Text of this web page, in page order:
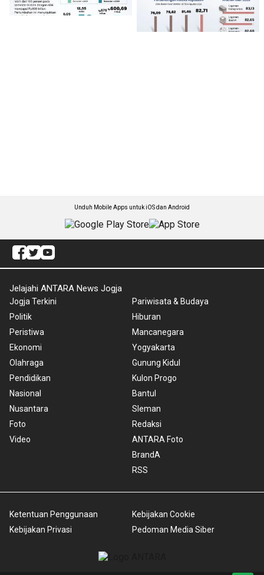
Unduh Mobile Apps untuk iOS dan Android
Jelajahi ANTARA News Jogja
Jogja Terkini
Politik
Peristiwa
Ekonomi
Olahraga
Pendidikan
Nasional
Nusantara
Foto
Video
Pariwisata & Budaya
Hiburan
Mancanegara
Yogyakarta
Gunung Kidul
Kulon Progo
Bantul
Sleman
Redaksi
ANTARA Foto
BrandA
RSS
Ketentuan Penggunaan
Kebijakan Privasi
Kebijakan Cookie
Pedoman Media Siber